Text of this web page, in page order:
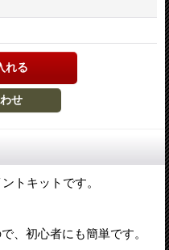
トキットです。
、初心者にも簡単です。